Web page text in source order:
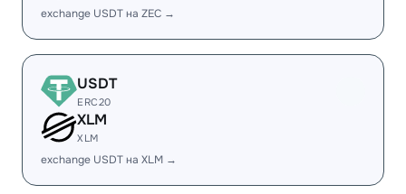
exchange USDT на ZEC →
USDT
ERC20
XLM
XLM
exchange USDT на XLM →